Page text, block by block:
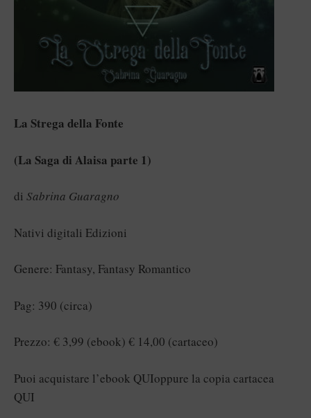
La Strega della Fonte
(La Saga di Alaisa parte 1)
di Sabrina Guaragno
Nativi digitali Edizioni
Genere: Fantasy, Fantasy Romantico
Pag: 390 (circa)
Prezzo: € 3,99 (ebook) € 14,00 (cartaceo)
Puoi acquistare l’ebook QUIoppure la copia cartacea
QUI